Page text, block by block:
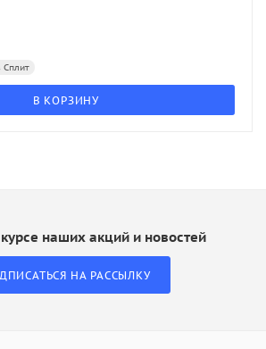
Сплит
В КОРЗИНУ
наших акций и новостей
НА РАССЫЛКУ